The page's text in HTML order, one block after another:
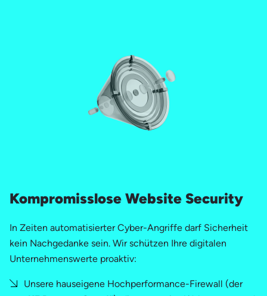
Kompromisslose Website Security
In Zeiten automatisierter Cyber-Angriffe darf Sicherheit
kein Nachgedanke sein. Wir schützen Ihre digitalen
Unternehmenswerte proaktiv:
Unsere hauseigene Hochperformance-Firewall (der